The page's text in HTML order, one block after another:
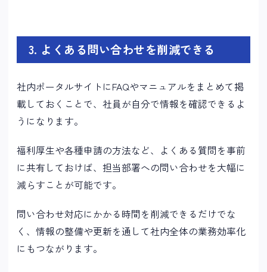
3. よくある問い合わせを削減できる
社内ポータルサイトにFAQやマニュアルをまとめて掲
載しておくことで、社員が自分で情報を確認できるよ
うになります。
福利厚生や各種申請の方法など、よくある質問を事前
に共有しておけば、担当部署への問い合わせを大幅に
減らすことが可能です。
問い合わせ対応にかかる時間を削減できるだけでな
く、情報の整備や更新を通して社内全体の業務効率化
にもつながります。